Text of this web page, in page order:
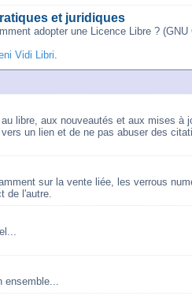
et juridiques
adopter une Licence Libre ?
Vidi Libri.
libre, aux nouveautés et aux mises à
un lien et de ne pas abuser des
sur la vente liée, les verrous
de l'autre.
ensemble...